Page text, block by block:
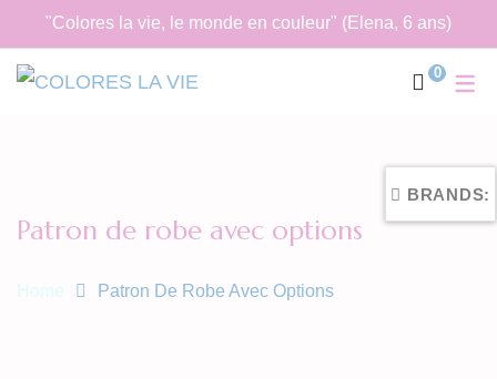
"Colores la vie, le monde en couleur" (Elena, 6 ans)
0
Patron de robe avec options
Home Patron De Robe Avec Options
BRANDS: